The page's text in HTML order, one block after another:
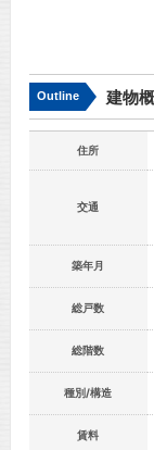
Outline 建物
住所
交通
築年月
総戸数
総階数
種別/構造
賃料